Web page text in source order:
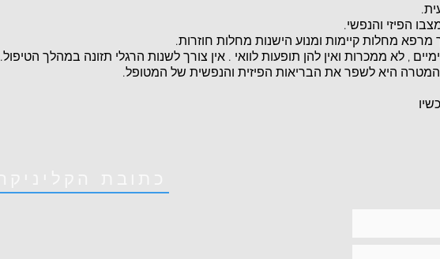
הפיזי והנפשי.
מחלות קיימות ומנוע הישנות מחלות חוזרות.
, לא ממכרות ואין להן תופעות לוואי . אין צורך לשנות הרגלי תזונה במהלך הטיפול.
היא לשפר את הבריאות הפיזית והנפשית של המטופל.